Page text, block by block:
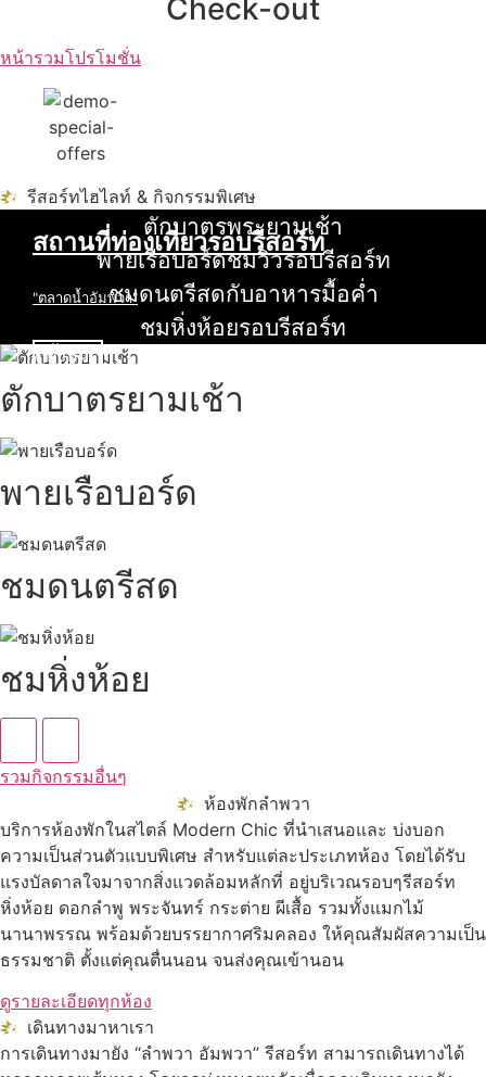
นับหิ่งห้อย ร้อยลำพู ดูพระจันทร์
Check-out
หน้ารวมโปรโมชั่น
รีสอร์ทไฮไลท์ & กิจกรรมพิเศษ
ตักบาตรพระยามเช้า
อ่านเพิ่ม
พายเรือบอร์ดชมวิวรอบรีสอร์ท
อ่านเพิ่ม
ชมดนตรีสดกับอาหารมื้อค่ำ
อ่านเพิ่ม
ชมหิ่งห้อยรอบรีสอร์ท
ตักบาตรยามเช้า
พายเรือบอร์ด
ชมดนตรีสด
ชมหิ่งห้อย
รวมกิจกรรมอื่นๆ
ห้องพักลำพวา
บริการห้องพักในสไตล์ Modern Chic ที่นำเสนอและ บ่งบอก
ความเป็นส่วนตัวแบบพิเศษ สำหรับแต่ละประเภทห้อง โดยได้รับ
แรงบัลดาลใจมาจากสิ่งแวดล้อมหลักที่ อยู่บริเวณรอบๆรีสอร์ท
หิ่งห้อย ดอกลำพู พระจันทร์ กระต่าย ผีเสื้อ รวมทั้งแมกไม้
นานาพรรณ พร้อมด้วยบรรยากาศริมคลอง ให้คุณสัมผัสความเป็น
ธรรมชาติ ตั้งแต่คุณตื่นนอน จนส่งคุณเข้านอน
ดูรายละเอียดทุกห้อง
เดินทางมาหาเรา
การเดินทางมายัง “ลำพวา อัมพวา” รีสอร์ท สามารถเดินทางได้
สถานที่ท่องเที่ยวรอบรีสอร์ท
"ตลาดน้ำอัมพวา"
ดูทั้งหมด